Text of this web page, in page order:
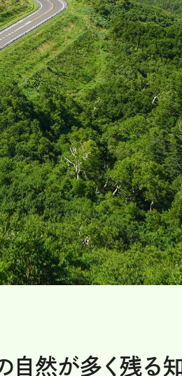
自然が多く残る